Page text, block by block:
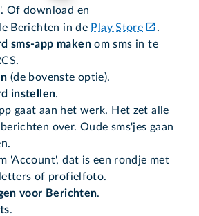
Of download en
Berichten in de Play Store
.
sms-app makenom sms in te
(de bovenste optie).
instellen.
gaat aan het werk. Het zet alle
over. Oude sms'jes gaan
'Account', dat is een rondje met
of profielfoto.
voor Berichten.
.